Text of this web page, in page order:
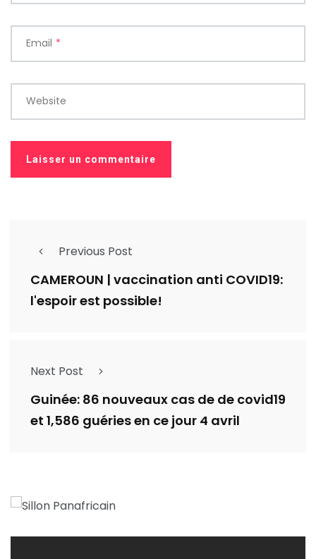
Email *
Website
Previous Post
CAMEROUN | vaccination anti COVID19:
l'espoir est possible!
Next Post
Guinée: 86 nouveaux cas de de covid19
et 1,586 guéries en ce jour 4 avril